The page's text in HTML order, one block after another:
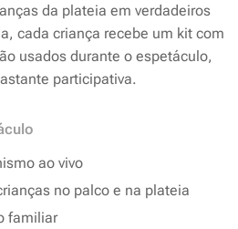
da plateia em verdadeiros
cada criança recebe um kit com
usados durante o espetáculo,
participativa.
ao vivo
no palco e na plateia
familiar